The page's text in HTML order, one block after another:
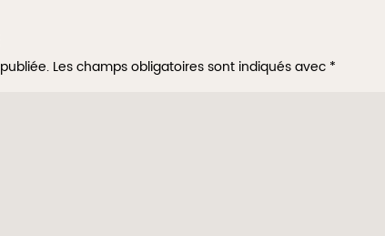
Les champs obligatoires sont indiqués avec *